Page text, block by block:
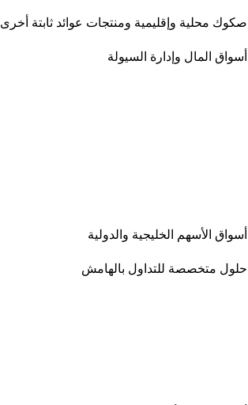
صكوك محلية وإقليمية ومنتجات عوائد ثابتة أخرى
أسواق المال وإدارة السيولة
أسواق الأسهم الخليجية والدولية
حلول متخصصة للتداول بالهامش